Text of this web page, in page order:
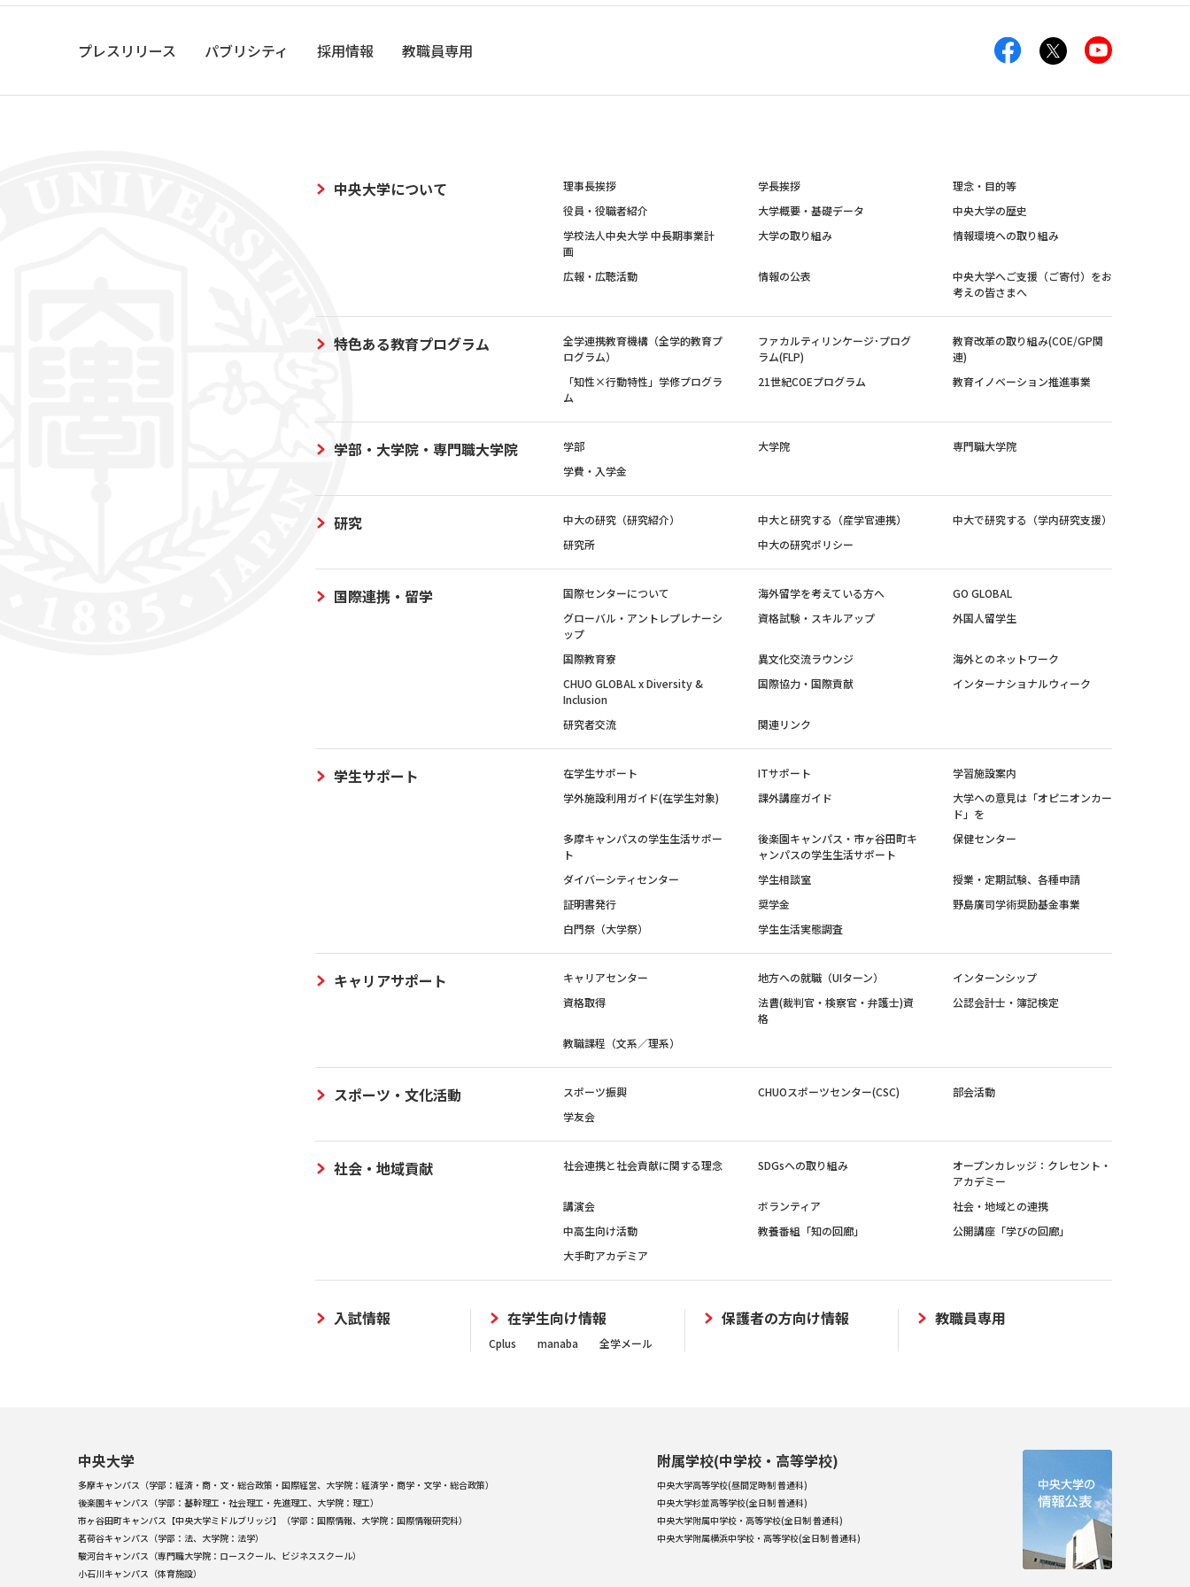
プレスリリース パブリシティ 採用情報 教職員専用
中央大学について 理事長挨拶 学長挨拶
理念・目的等
役員・役職者紹介
大学概要・基礎データ
中央大学の歴史
学校法人中央大学 中長期事業計
画
大学の取り組み 情報環境への取り組み
広報・広聴活動 情報の公表
中央大学へご支援（ご寄付）をお
考えの皆さまへ
特色ある教育プログラム
全学連携教育機構（全学的教育プ
ログラム）
ファカルティリンケージ･プログ
ラム(FLP)
教育改革の取り組み(COE/GP関
連)
「知性×行動特性」学修プログラ
ム
21世紀COEプログラム 教育イノベーション推進事業
学部・大学院・専門職大学院 学部 大学院
専門職大学院
学費・入学金
研究 中大の研究（研究紹介） 中大と研究する（産学官連携）
中大で研究する（学内研究支援）
研究所
中大の研究ポリシー
国際連携・留学 国際センターについて 海外留学を考えている方へ
GO GLOBAL
グローバル・アントレプレナーシ
ップ
資格試験・スキルアップ 外国人留学生
国際教育寮 異文化交流ラウンジ
海外とのネットワーク
CHUO GLOBAL x Diversity &
Inclusion
国際協力・国際貢献 インターナショナルウィーク
研究者交流 関連リンク
学生サポート 在学生サポート ITサポート
学習施設案内
学外施設利用ガイド(在学生対象)
課外講座ガイド
大学への意見は「オピニオンカー
ド」を
多摩キャンパスの学生生活サポー
ト
後楽園キャンパス・市ヶ谷田町キ
ャンパスの学生生活サポート
保健センター
ダイバーシティセンター 学生相談室
授業・定期試験、各種申請
証明書発行
奨学金
野島廣司学術奨励基金事業
白門祭（大学祭）
学生生活実態調査
キャリアサポート キャリアセンター 地方への就職（UIターン）
インターンシップ
資格取得
法曹(裁判官・検察官・弁護士)資
格
公認会計士・簿記検定
教職課程（文系／理系）
スポーツ・文化活動 スポーツ振興 CHUOスポーツセンター(CSC)
部会活動
学友会
社会・地域貢献 社会連携と社会貢献に関する理念 SDGsへの取り組み
オープンカレッジ：クレセント・
アカデミー
講演会
ボランティア
社会・地域との連携
中高生向け活動
教養番組「知の回廊」
公開講座「学びの回廊」
大手町アカデミア
入試情報 在学生向け情報
Cplus manaba 全学メール
保護者の方向け情報 教職員専用
中央大学
多摩キャンパス（学部：経済・商・文・総合政策・国際経営、大学院：経済学・商学・文学・総合政策）
後楽園キャンパス（学部：基幹理工・社会理工・先進理工、大学院：理工）
市ヶ谷田町キャンパス【中央大学ミドルブリッジ】（学部：国際情報、大学院：国際情報研究科）
茗荷谷キャンパス（学部：法、大学院：法学）
駿河台キャンパス（専門職大学院：ロースクール、ビジネススクール）
小石川キャンパス（体育施設）
附属学校(中学校・高等学校)
中央大学高等学校(昼間定時制 普通科)
中央大学杉並高等学校(全日制 普通科)
中央大学附属中学校・高等学校(全日制 普通科)
中央大学附属横浜中学校・高等学校(全日制 普通科)